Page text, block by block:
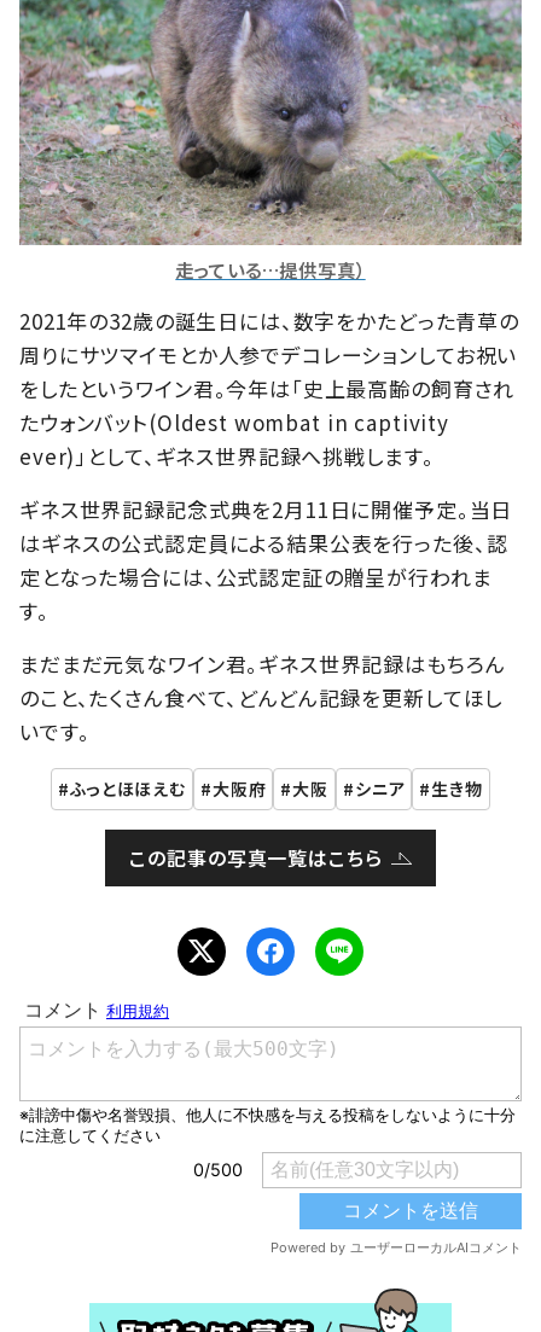
走っている…提供写真）
2021年の32歳の誕生日には、数字をかたどった青草の
周りにサツマイモとか人参でデコレーションしてお祝い
をしたというワイン君。今年は「史上最高齢の飼育され
たウォンバット(Oldest wombat in captivity
ever)」として、ギネス世界記録へ挑戦します。
ギネス世界記録記念式典を2月11日に開催予定。当日
はギネスの公式認定員による結果公表を行った後、認
定となった場合には、公式認定証の贈呈が行われま
す。
まだまだ元気なワイン君。ギネス世界記録はもちろん
のこと、たくさん食べて、どんどん記録を更新してほし
いです。
ふっとほほえむ 大阪府 大阪 シニア 生き物
この記事の写真一覧はこちら